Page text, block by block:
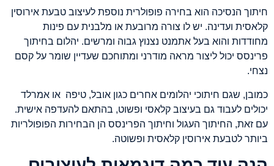
חיתוך הנסיכה הוא בחירה פופולרית נוספת לעיצוב טבעת אירוסין
קלאסית ועדינה. יש לו צורה מרובעת או מלבנית עם פינות
מחודדות והוא בעל אתמנט נצנוץ גבוה ומרשים. יהלום בחיתוך
פרינסס יכול ליצור מראה מודרני ומתוחכם שעדיין שומר על קסם
נצחי.
כמובן, שגם חיתוכי יהלומים אחרים כגון אובל, טיפה או אמרלד
יכולים לעבוד גם בעיצוב קלאסי ופשוט, בהתאם להעדפה אישית.
עם זאת, החיתוך העגול וחיתוך הפרינסס הן הבחירות הפופולריות
ביותר לטבעת אירוסין קלאסית ופשוטה.